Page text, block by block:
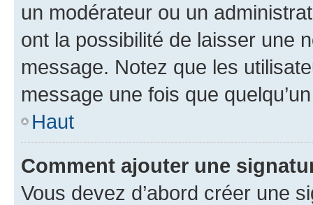
un modérateur ou un
ont la possibilité de laisser une
message. Notez que les
message une fois que
Haut
Comment ajouter une
Vous devez d’abord créer une